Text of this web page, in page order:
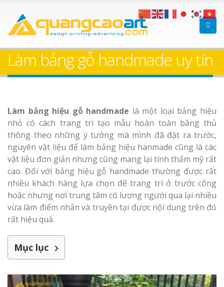
Làm bảng gỗ handmade uy tín
Làm bảng hiệu gỗ handmade là một loại bảng hiệu
nhỏ có cách trang tri tạo mẫu hoàn toàn bằng thủ
thông theo những ý tưởng mà mình đã đặt ra trước,
nguyên vật liệu để làm bảng hiệu hanmade cũng là các
vật liệu đơn giản nhưng cũng mang lại tính thẩm mỹ rất
cao. Đối với bảng hiệu gỗ handmade thường được rất
nhiều khách hàng lựa chọn để trang trí ở trước cổng
hoặc nhưng nơi trung tâm có lượng người qua lại nhiều
vừa làm điểm nhấn và truyền tại được nội dung trên đó
rất hiệu quả.
Mục lục
Làm bảng hiệu gỗ tại
Bảng gỗ treo cửa
theo yêu cầu
Làm bảng hiệu gỗ tại
Biên Hòa
Làm Biển
Làm bảng
Làm biển
Thuận An
Dương
Thi công
cáo Thuận